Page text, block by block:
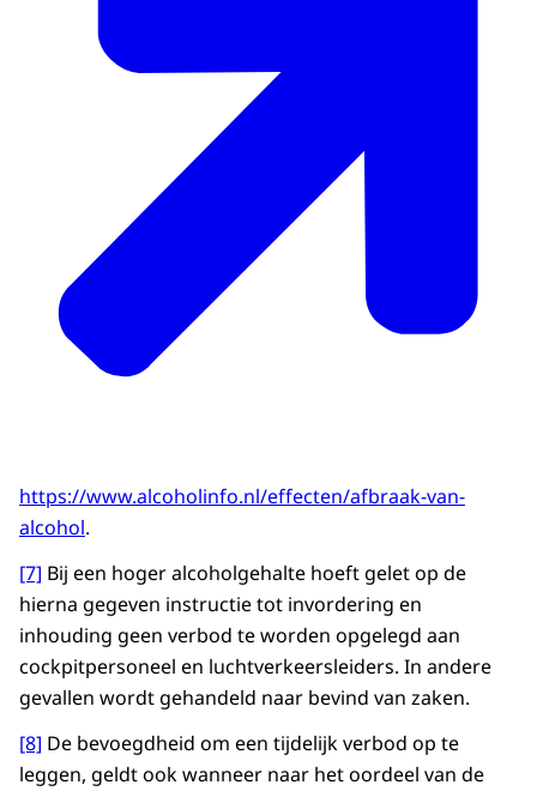
https://www.alcoholinfo.nl/effecten/afbraak-van-
alcohol.
[7] Bij een hoger alcoholgehalte hoeft gelet op de
hierna gegeven instructie tot invordering en
inhouding geen verbod te worden opgelegd aan
cockpitpersoneel en luchtverkeersleiders. In andere
gevallen wordt gehandeld naar bevind van zaken.
[8] De bevoegdheid om een tijdelijk verbod op te
leggen, geldt ook wanneer naar het oordeel van de